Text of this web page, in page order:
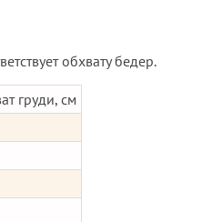
обхвату бедер.
груди, см